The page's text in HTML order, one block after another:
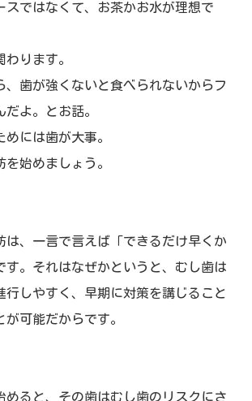
スではなくて、お茶かお水が理想で
ります。
、歯が強くないと食べられないからフ
だよ。とお話。
には歯が大事。
始めましょう。
は、一言で言えば「できるだけ早くか
す。それはなぜかというと、むし歯は
行しやすく、早期に対策を講じること
可能だからです。
めると、その歯はむし歯のリスクにさ